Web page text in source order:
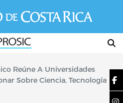
Reúne A Universidades
Sobre Ciencia, Tecnología